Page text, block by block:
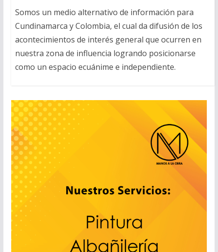
Somos un medio alternativo de información para
Cundinamarca y Colombia, el cual da difusión de los
acontecimientos de interés general que ocurren en
nuestra zona de influencia logrando posicionarse
como un espacio ecuánime e independiente.